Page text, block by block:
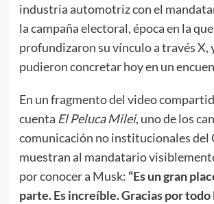
industria automotriz con el
la campaña electoral, época en la que
profundizaron su vínculo a través X,
pudieron concretar hoy en un
En un fragmento del video
cuenta El Peluca Milei, uno de los
comunicación no institucionales del
muestran al mandatario
por conocer a Musk: “Es un gran
parte. Es increíble. Gracias por todo